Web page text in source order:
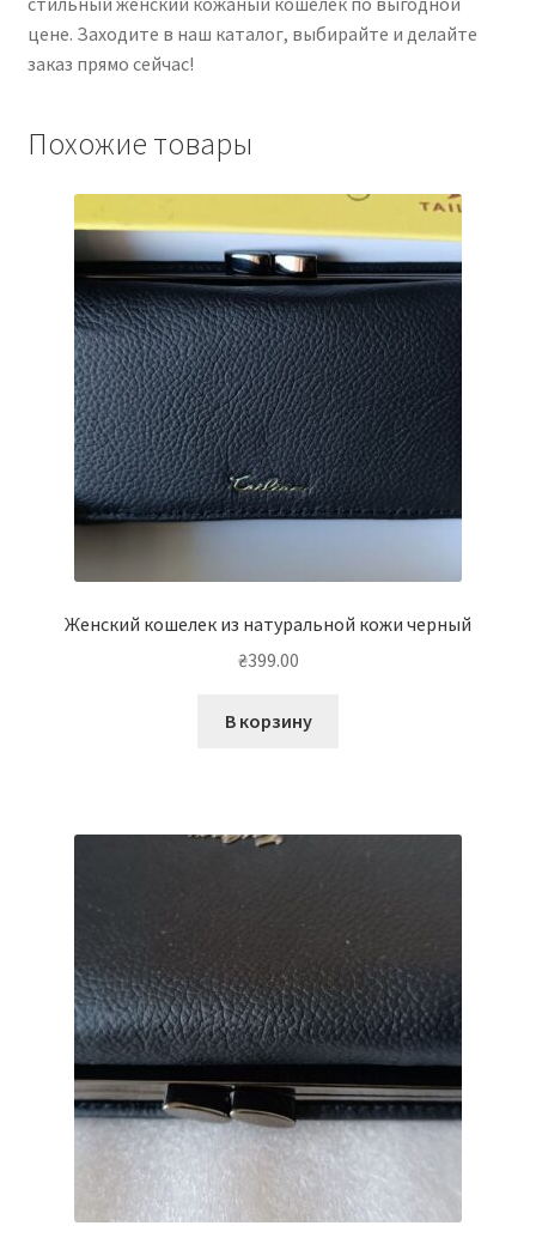
цене. Заходите в наш каталог, выбирайте и делайте
заказ прямо сейчас!
Похожие товары
Женский кошелек из натуральной кожи черный
₴399.00
В корзину